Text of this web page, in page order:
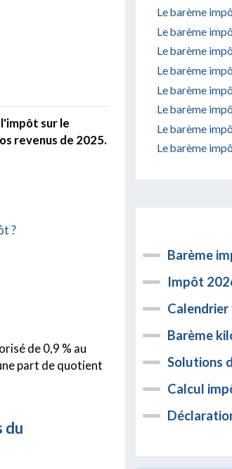
sur le
revenus de 2025.
?
de 0,9 % au
part de quotient
du
Le barème
Le barème
Le barème
Le barème
Le barème
Le barème
Le barème
Le barème
Barème
Impôt
Barème
Solutions
Calcul